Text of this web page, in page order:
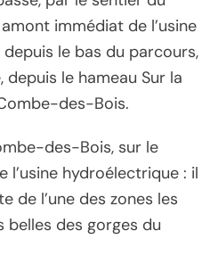
immédiat de l’usine
le bas du parcours,
le hameau Sur la
des-Bois.
des-Bois, sur le
l’usine hydroélectrique : il
de l’une des zones les
belles des gorges du